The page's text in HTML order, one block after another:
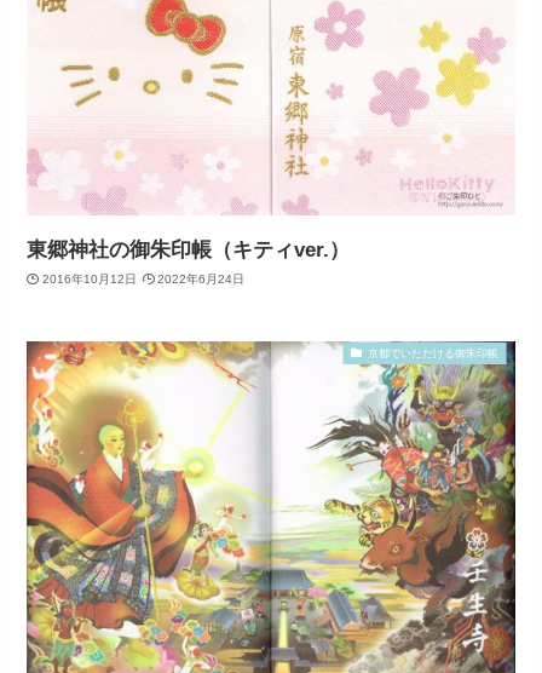
東郷神社の御朱印帳（キティver.）
2016年10月12日 2022年6月24日
京都でいただける御朱印帳